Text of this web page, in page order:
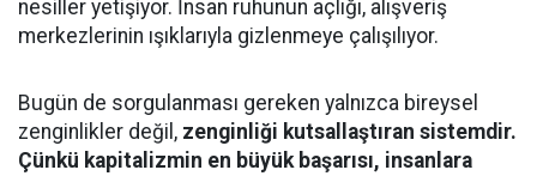
nesiller yetişiyor. İnsan ruhunun açlığı, alışveriş
merkezlerinin ışıklarıyla gizlenmeye çalışılıyor.
Bugün de sorgulanması gereken yalnızca bireysel
zenginlikler değil, zenginliği kutsallaştıran sistemdir.
Çünkü kapitalizmin en büyük başarısı, insanlara